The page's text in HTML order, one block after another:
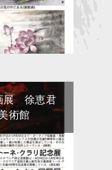
展 徐恵君
術館